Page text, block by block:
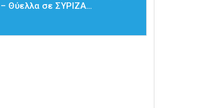
– Θύελλα σε ΣΥΡΙΖΑ…